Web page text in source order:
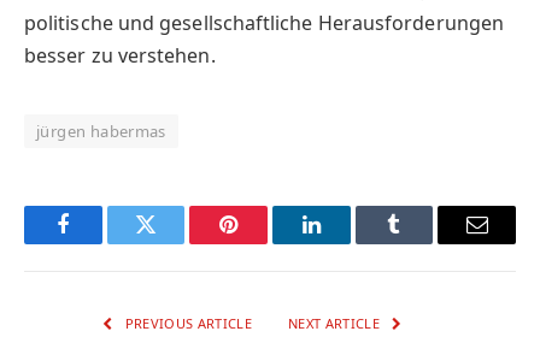
politische und gesellschaftliche Herausforderungen
besser zu verstehen.
jürgen habermas
FacebookTwitter Pinterest LinkedInTumblr Email
PREVIOUS ARTICLE NEXT ARTICLE